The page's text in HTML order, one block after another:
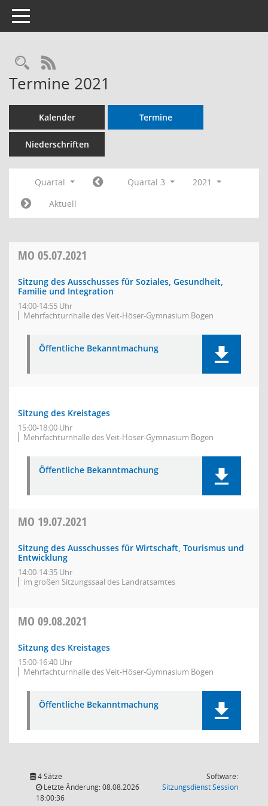
Toggle navigation
RSS-Feed
Termine 2021
Kalender Termine
Niederschriften
Quartal Quartal 3
2021
Aktuell
MO 05.07.2021
Sitzung des Ausschusses für Soziales, Gesundheit,
Familie und Integration
14:00-14:55 Uhr
Mehrfachturnhalle des Veit-Höser-Gymnasium Bogen
Öffentliche Bekanntmachung
Sitzung des Kreistages
15:00-18:00 Uhr
Mehrfachturnhalle des Veit-Höser-Gymnasium Bogen
Öffentliche Bekanntmachung
MO 19.07.2021
Sitzung des Ausschusses für Wirtschaft, Tourismus und
Entwicklung
14:00-14:35 Uhr
im großen Sitzungssaal des Landratsamtes
MO 09.08.2021
Sitzung des Kreistages
15:00-16:40 Uhr
Mehrfachturnhalle des Veit-Höser-Gymnasium Bogen
Öffentliche Bekanntmachung
4 Sätze
Letzte Änderung: 08.08.2026
18:00:36
Software:
SitzungsdienstSession(Wird in